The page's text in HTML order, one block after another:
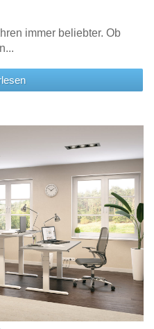
immer beliebter. Ob